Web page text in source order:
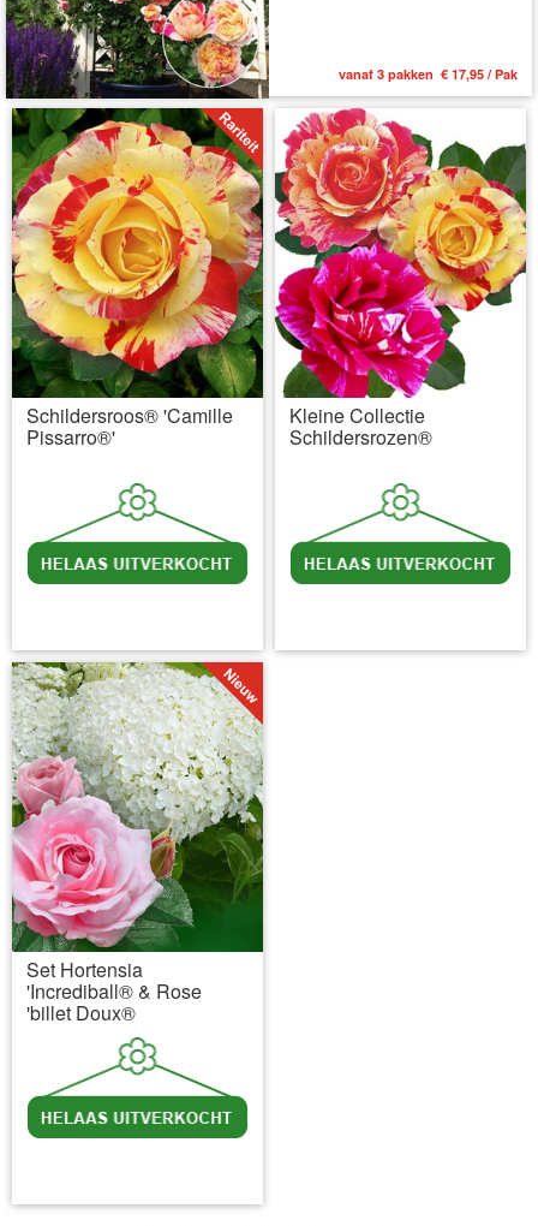
vanaf 3 pakken € 17,95 / Pak
Schildersroos® 'Camille
Pissarro®'
Kleine Collectie
Schildersrozen®
Set Hortensia
'Incrediball® & Rose
'billet Doux®